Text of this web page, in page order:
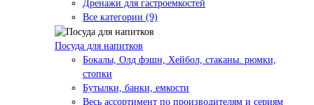
Дренажи для гастроемкостей
Все категории (9)
Посуда для напитков
Бокалы, Олд фэшн, Хейбол, стаканы. рюмки,
стопки
Бутылки, банки, емкости
Весь ассортимент по производителям и сериям